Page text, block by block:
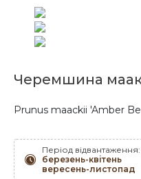
Черемшина
Prunus maackii 'Amber
Період відвантаження:
березень-квітень
вересень-листопад